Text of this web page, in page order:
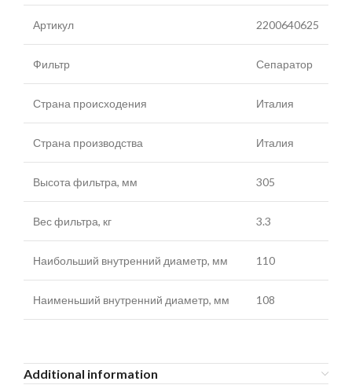
Артикул 2200640625
Фильтр Сепаратор
Страна происходения Италия
Страна производства Италия
Высота фильтра, мм 305
Вес фильтра, кг 3.3
Наибольший внутренний диаметр, мм 110
Наименьший внутренний диаметр, мм 108
Additional information